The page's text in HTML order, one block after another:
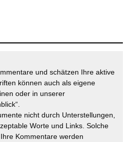
und schätzen Ihre aktive
können auch als eigene
oder in unserer
nicht durch Unterstellungen,
Worte und Links. Solche
Kommentare werden